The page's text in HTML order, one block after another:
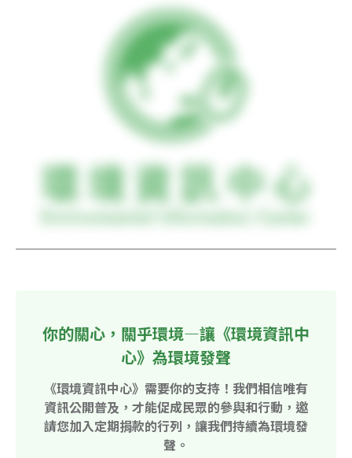
你的關心，關乎環境—讓《環境資訊中
心》為環境發聲
《環境資訊中心》需要你的支持！我們相信唯有
資訊公開普及，才能促成民眾的參與和行動，邀
請您加入定期捐款的行列，讓我們持續為環境發
聲。